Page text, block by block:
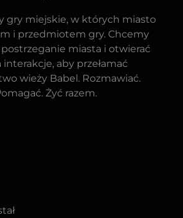
gry miejskie, w których miasto
i przedmiotem gry. Chcemy
postrzeganie miasta i otwierać
interakcje, aby przełamać
wieży Babel. Rozmawiać.
Żyć razem.